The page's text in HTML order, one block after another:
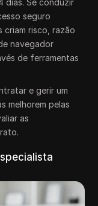
dias. Se conduzir
seguro
criam risco, razão
navegador
de ferramentas
e gerir um
melhorem pelas
as